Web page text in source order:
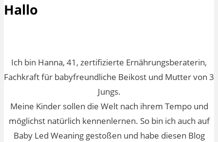
Hallo
Ich bin Hanna, 41, zertifizierte Ernährungsberaterin,
Fachkraft für babyfreundliche Beikost und Mutter von 3
Jungs.
Meine Kinder sollen die Welt nach ihrem Tempo und
möglichst natürlich kennenlernen. So bin ich auch auf
Baby Led Weaning gestoßen und habe diesen Blog